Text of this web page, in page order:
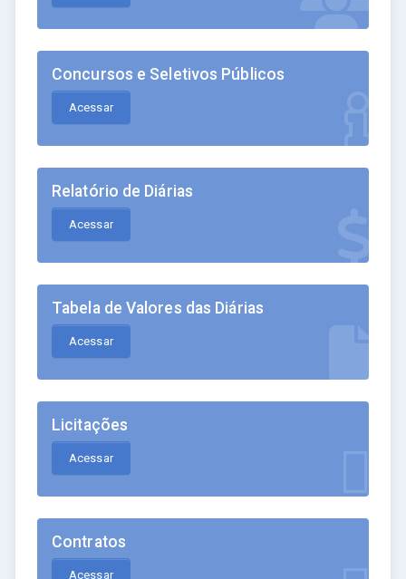
Concursos e Seletivos Públicos
Acessar
Relatório de Diárias
Acessar
Tabela de Valores das Diárias
Acessar
Licitações
Acessar
Contratos
Acessar